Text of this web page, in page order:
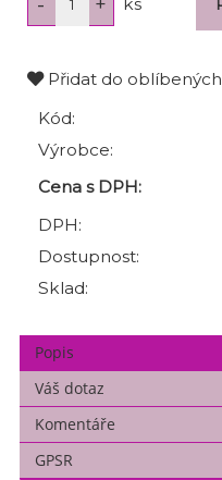
Přidat do oblíbených
Kód:
Výrobce:
Cena s DPH:
DPH:
Dostupnost:
Sklad:
Popis
Váš dotaz
Komentáře
GPSR